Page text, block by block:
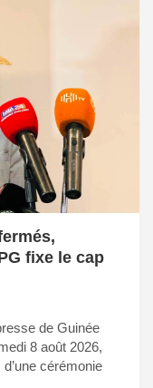
fixe le cap
de Guinée
8 août 2026,
cérémonie